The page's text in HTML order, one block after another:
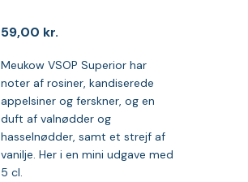
59,00 kr.
Meukow VSOP Superior har
noter af rosiner, kandiserede
appelsiner og ferskner, og en
duft af valnødder og
hasselnødder, samt et strejf af
vanilje. Her i en mini udgave med
5 cl.